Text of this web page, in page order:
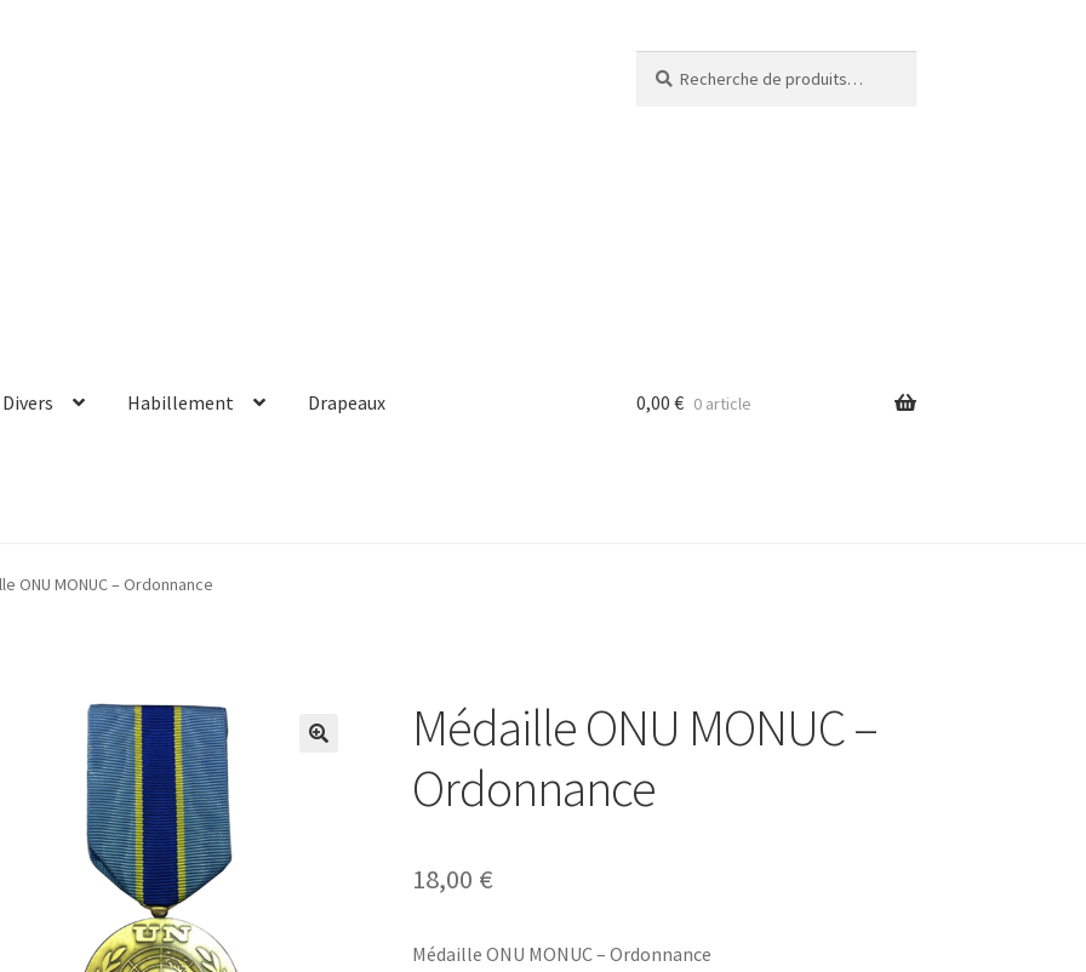
pour :
Divers Habillement Drapeaux 0,00 € 0 article
ONU MONUC – Ordonnance
Médaille ONU MONUC –
Ordonnance
18,00 €
Médaille ONU MONUC – Ordonnance